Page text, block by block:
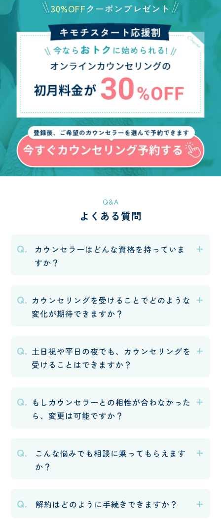
30%OFFクーポンプレゼント
Q&A
よくある質問
Q.
カウンセラーはどんな資格を持っていま
すか？
Q. カウンセリングを受けることでどのような
変化が期待できますか？
Q. 土日祝や平日の夜でも、カウンセリングを
受けることはできますか？
Q. もしカウンセラーとの相性が合わなかった
ら、変更は可能ですか？
Q.
こんな悩みでも相談に乗ってもらえます
か？
Q. 解約はどのように手続きできますか？